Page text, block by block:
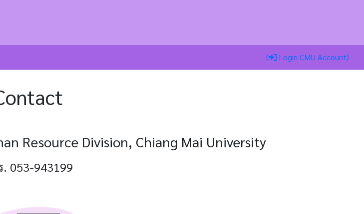
(
Login CMU Account)
Resource Division, Chiang Mai University
. 053-943199